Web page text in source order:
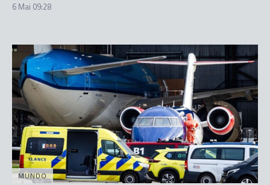
6 Mai 09:28
MUNDO